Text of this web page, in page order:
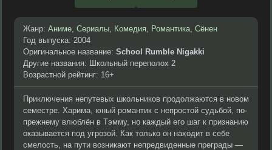
Жанр: Аниме, Сериалы, Комедия, Романтика, Сёнен
Год выпуска: 2004
Оригинальное название: School Rumble Nigakki
Другие названия: Школьный переполох 2
Возрастной рейтинг: 16+
Приключения непутевых школьников продолжаются в новом
семестре. Харима, юный романтик с непростой судьбой, по-
прежнему влюблён в Тэмму, но каждый его шаг к признанию
оказывается под угрозой. Как только он находит в себе
смелость, на пути возникают непредвиденные преграды —